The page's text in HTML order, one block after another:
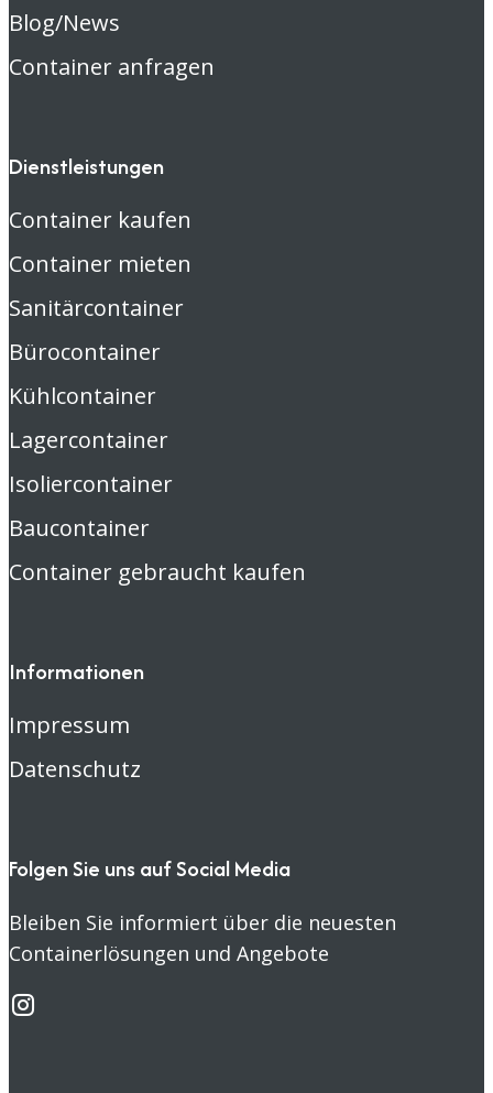
Blog/News
Container anfragen
Dienstleistungen
Container kaufen
Container mieten
Sanitärcontainer
Bürocontainer
Kühlcontainer
Lagercontainer
Isoliercontainer
Baucontainer
Container gebraucht kaufen
Informationen
Impressum
Datenschutz
Folgen Sie uns auf Social Media
Bleiben Sie informiert über die neuesten
Containerlösungen und Angebote